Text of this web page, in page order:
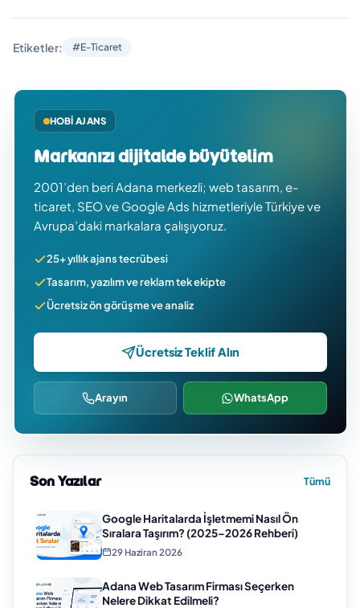
Etiketler: #E-Ticaret
HOBI AJANS
Markanızı dijitalde büyütelim
2001’den beri Adana merkezli; web tasarım, e-
ticaret, SEO ve Google Ads hizmetleriyle Türkiye ve
Avrupa’daki markalara çalışıyoruz.
25+ yıllık ajans tecrübesi
Tasarım, yazılım ve reklam tek ekipte
Ücretsiz ön görüşme ve analiz
Ücretsiz Teklif Alın
Arayın WhatsApp
Son Yazılar Tümü
Google Haritalarda İşletmemi Nasıl Ön
Sıralara Taşırım? (2025–2026 Rehberi)
29 Haziran 2026
Adana Web Tasarım Firması Seçerken
Nelere Dikkat Edilmeli?